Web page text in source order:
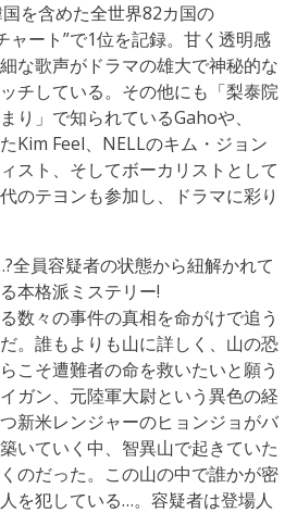
を含めた全世界82カ国の
ャート”で1位を記録。甘く透明感
な歌声がドラマの雄大で神秘的な
チしている。その他にも「梨泰院
り」で知られているGahoや、
Kim Feel、NELLのキム・ジョン
スト、そしてボーカリストとして
のテヨンも参加し、ドラマに彩り
全員容疑者の状態から紐解かれて
本格派ミステリー!
数々の事件の真相を命がけで追う
。誰もよりも山に詳しく、山の恐
こそ遭難者の命を救いたいと願う
ガン、元陸軍大尉という異色の経
新米レンジャーのヒョンジョがバ
いていく中、智異山で起きていた
のだった。この山の中で誰かが密
を犯している…。容疑者は登場人